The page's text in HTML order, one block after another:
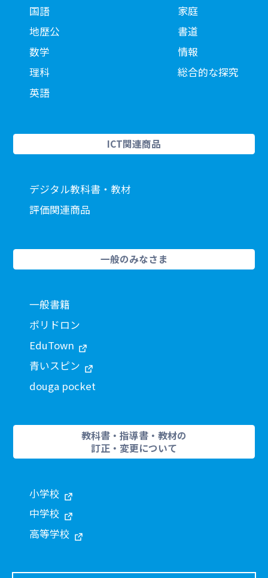
国語
地歴公
数学
理科
英語
家庭
書道
情報
総合的な探究
ICT関連商品
デジタル教科書・教材
評価関連商品
一般のみなさま
一般書籍
ポリドロン
EduTown
青いスピン
douga pocket
教科書・指導書・教材の
訂正・変更について
小学校
中学校
高等学校